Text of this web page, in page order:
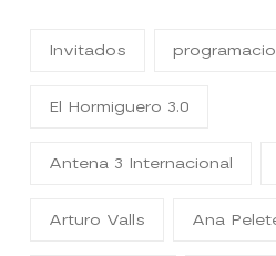
Invitados
El Hormiguero 3.0
Antena 3 Internacional
Arturo Valls Ana